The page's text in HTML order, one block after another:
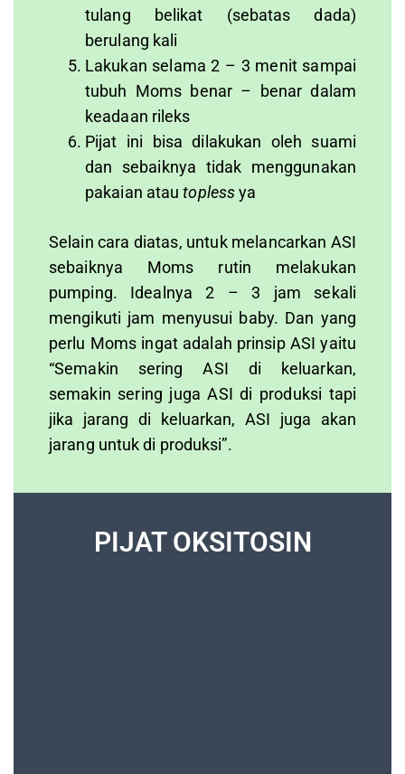
tulang belikat (sebatas dada)
berulang kali
Lakukan selama 2 – 3 menit sampai
tubuh Moms benar – benar dalam
keadaan rileks
Pijat ini bisa dilakukan oleh suami
dan sebaiknya tidak menggunakan
pakaian atautoplessya
Selain cara diatas, untuk melancarkan ASI
sebaiknya Moms rutin melakukan
pumping. Idealnya 2 – 3 jam sekali
mengikuti jam menyusui baby. Dan yang
perlu Moms ingat adalah prinsip ASI yaitu
“Semakin sering ASI di keluarkan,
semakin sering juga ASI di produksi tapi
jika jarang di keluarkan, ASI juga akan
jarang untuk di produksi”.
PIJAT OKSITOSIN